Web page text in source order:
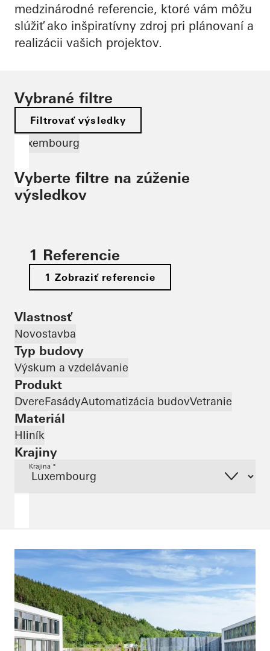
medzinárodné referencie, ktoré vám môžu
slúžiť ako inšpiratívny zdroj pri plánovaní a
realizácii vašich projektov.
Vybrané filtre
Filtrovať výsledky
Luxembourg
Vyberte filtre na zúženie
výsledkov
1 Referencie
1 Zobraziť referencie
Vlastnosť
Novostavba
Typ budovy
Výskum a vzdelávanie
Produkt
DvereFasádyAutomatizácia budovVetranie
Materiál
Hliník
Krajiny
Krajina *